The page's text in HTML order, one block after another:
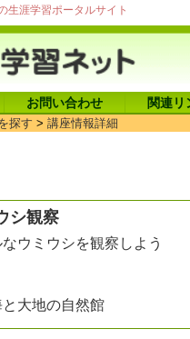
生涯学習ポータルサイト
お問い合わせ 関連リ
探す > 講座情報詳細
シ観察
ウミウシを観察しよう
大地の自然館